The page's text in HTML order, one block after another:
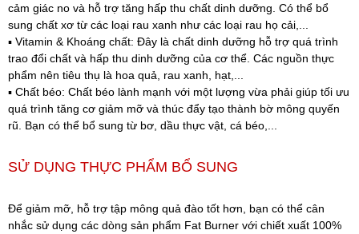
cảm giác no và hỗ trợ tăng hấp thu chất dinh dưỡng. Có thể bổ
sung chất xơ từ các loại rau xanh như các loại rau họ cải,...
▪️ Vitamin & Khoáng chất: Đây là chất dinh dưỡng hỗ trợ quá trình
trao đổi chất và hấp thu dinh dưỡng của cơ thể. Các nguồn thực
phẩm nên tiêu thụ là hoa quả, rau xanh, hạt,...
▪️ Chất béo: Chất béo lành mạnh với một lượng vừa phải giúp tối ưu
quá trình tăng cơ giảm mỡ và thúc đẩy tạo thành bờ mông quyến
rũ. Bạn có thể bổ sung từ bơ, dầu thực vật, cá béo,...
SỬ DỤNG THỰC PHẨM BỔ SUNG
Để giảm mỡ, hỗ trợ tập mông quả đào tốt hơn, bạn có thể cân
nhắc sử dụng các dòng sản phẩm Fat Burner với chiết xuất 100%